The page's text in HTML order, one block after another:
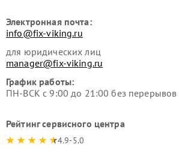
Электронная почта:
info@fix-viking.ru
для юридических лиц
manager@fix-viking.ru
График работы:
ПН-ВСК с 9:00 до 21:00 без
Рейтинг сервисного центра
4.9-5.0